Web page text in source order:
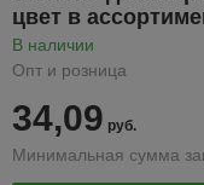
цвет в
В наличии
Опт и розница
34,09 руб.
Минимальная сумма